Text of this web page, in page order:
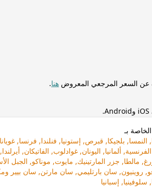
عن السعر المرجعي المعروض هنا.
بـ
النمسا, بلجيكا, قبرص, إستونيا, فنلندا, فرنسا,
الفرنسية, ألمانيا, اليونان, غوادلوب, الفاتيكان, أيرلندا,
مالطا, جزر المارتينيك, مايوت, موناكو, الجبل
روينيون, سان بارتليمي, سان مارتن, سان بيير
إسبانيا